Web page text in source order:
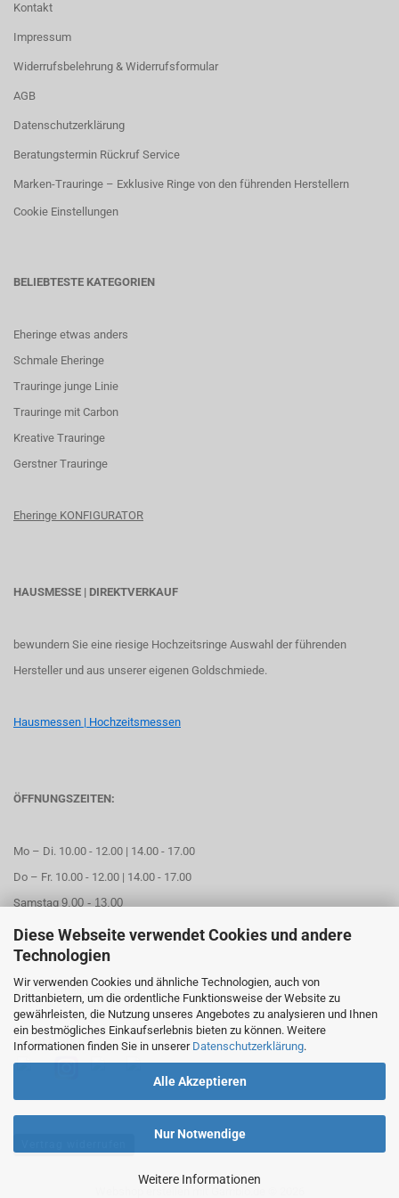
Diese Webseite verwendet Cookies und andere
Technologien
Wir verwenden Cookies und ähnliche Technologien, auch von
Drittanbietern, um die ordentliche Funktionsweise der Website zu
gewährleisten, die Nutzung unseres Angebotes zu analysieren und Ihnen
ein bestmögliches Einkaufserlebnis bieten zu können. Weitere
Informationen finden Sie in unserer Datenschutzerklärung.
Alle Akzeptieren
Nur Notwendige
Weitere Informationen
Kontakt
Impressum
Widerrufsbelehrung & Widerrufsformular
AGB
Datenschutzerklärung
Beratungstermin Rückruf Service
Marken-Trauringe – Exklusive Ringe von den führenden Herstellern
Cookie Einstellungen
BELIEBTESTE KATEGORIEN
Eheringe etwas anders
Schmale Eheringe
Trauringe junge Linie
Trauringe mit Carbon
Kreative Trauringe
Gerstner Trauringe
Eheringe KONFIGURATOR
HAUSMESSE | DIREKTVERKAUF
bewundern Sie eine riesige Hochzeitsringe Auswahl der führenden
Hersteller und aus unserer eigenen Goldschmiede.
Hausmessen | Hochzeitsmessen
ÖFFNUNGSZEITEN:
Mo – Di. 10.00 - 12.00 | 14.00 - 17.00
Do – Fr. 10.00 - 12.00 | 14.00 - 17.00
Samstag 9.00 - 13.00
Mittwoch geschlossen
Online Termin aussuchen
FOLGEN SIE UNS